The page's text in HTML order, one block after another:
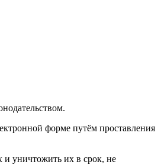
форме путём проставления
и уничтожить их в срок, не